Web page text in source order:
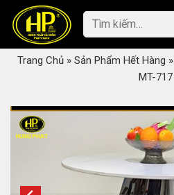
content
Tìm
kiếm:
Trang Chủ» Sản Phẩm Hết Hàng »
MT-717